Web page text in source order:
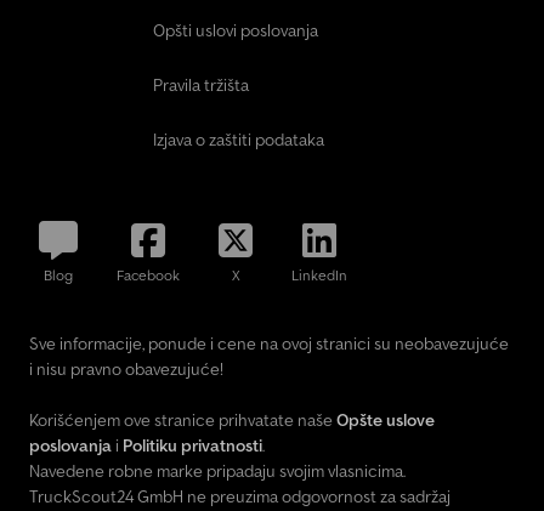
Opšti uslovi poslovanja
Pravila tržišta
Izjava o zaštiti podataka
Blog Facebook X LinkedIn
Sve informacije, ponude i cene na ovoj stranici su neobavezujuće
i nisu pravno obavezujuće!
Korišćenjem ove stranice prihvatate naše Opšte uslove
poslovanja i Politiku privatnosti.
Navedene robne marke pripadaju svojim vlasnicima.
TruckScout24 GmbH ne preuzima odgovornost za sadržaj